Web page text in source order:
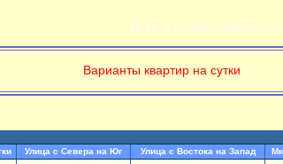
ПОИСК по аренде квартир от
Варианты квартир на сутки
Улица с Севера на Юг Улица с Востока на Запад